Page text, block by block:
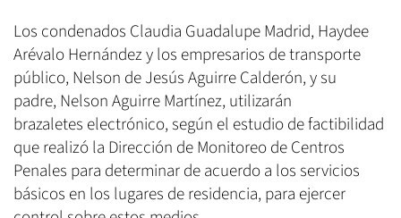
Los condenados Claudia Guadalupe Madrid, Haydee
Arévalo Hernández y los empresarios de transporte
público, Nelson de Jesús Aguirre Calderón, y su
padre, Nelson Aguirre Martínez, utilizarán
brazaletes electrónico, según el estudio de factibilidad
que realizó la Dirección de Monitoreo de Centros
Penales para determinar de acuerdo a los servicios
básicos en los lugares de residencia, para ejercer